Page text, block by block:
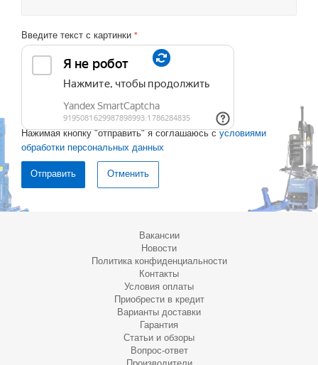
Введите текст с картинки *
Нажимая кнопку "отправить" я соглашаюсь с условиями
обработки персональных данных
Отменить
Вакансии
Новости
Политика конфиденциальности
Контакты
Условия оплаты
Приобрести в кредит
Варианты доставки
Гарантия
Статьи и обзоры
Вопрос-ответ